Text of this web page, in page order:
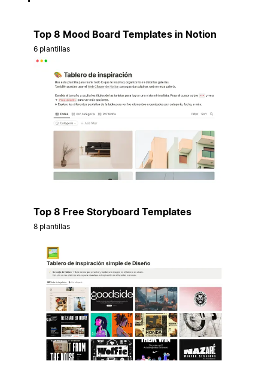
Top 8 Mood Board Templates in Notion
6 plantillas
Top 8 Free Storyboard Templates
8 plantillas